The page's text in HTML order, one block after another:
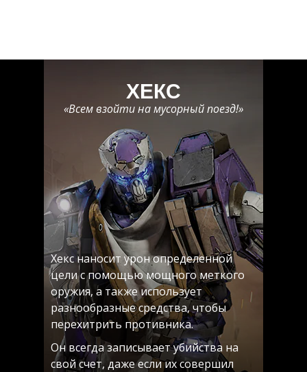
ХЕКС
«Всем взойти на мусорный поезд!»
Хекс наносит урон определенной
цели с помощью мощного меткого
оружия, а также использует
разнообразные средства, чтобы
перехитрить противника.
Он всегда записывает убийства на
свой счет, даже если их совершил